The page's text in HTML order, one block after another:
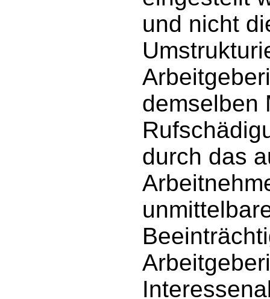
und nicht
demselben
durch das